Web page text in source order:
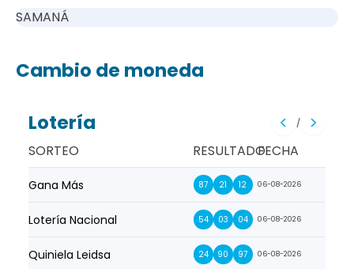
SAMANÁ
Cambio de moneda
Lotería /
SORTEO RESULTADOFECHA
Gana Más 87 21 12 06-08-2026
Lotería Nacional 54 03 04 06-08-2026
Quiniela Leidsa 24 90 97 06-08-2026